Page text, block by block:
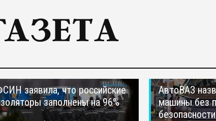
заявила, что российские
заполнены на 96%
АвтоВАЗ
машины без
безопасности